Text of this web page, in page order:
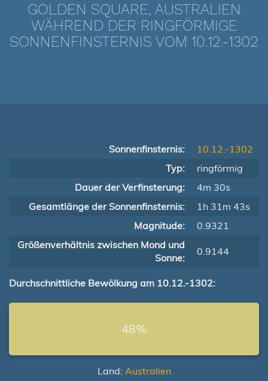
GOLDEN SQUARE, AUSTRALIEN
WÄHREND DER RINGFÖRMIGE
SONNENFINSTERNIS VOM 10.12.-1302
Sonnenfinsternis:
10.12.-1302
Typ:
ringförmig
Dauer der Verfinsterung:
4m 30s
Gesamtlänge der Sonnenfinsternis:
1h 31m 43s
Magnitude:
0.9321
Größenverhältnis zwischen Mond und
Sonne:
0.9144
Durchschnittliche Bewölkung am 10.12.-1302:
48%
Land: Australien